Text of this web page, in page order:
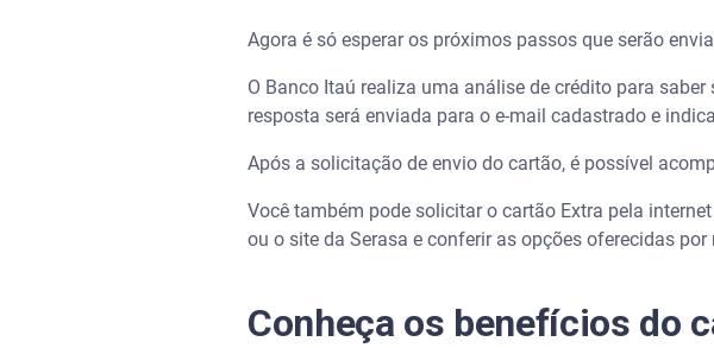
Agora é só esperar os próximos passos que serão
O Banco Itaú realiza uma análise de crédito para
resposta será enviada para o e-mail cadastrado e
Após a solicitação de envio do cartão, é possível
Você também pode solicitar o cartão Extra pela
ou o site da Serasa e conferir as opções oferecidas
Conheça os benefícios do